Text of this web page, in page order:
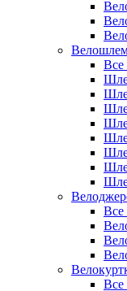
Все
Все